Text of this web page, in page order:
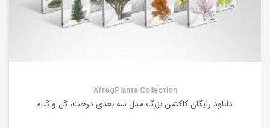
XfrogPlants Collection
دانلود رایگان کاکشن بزرگ مدل سه بعدی درخت، گل و گیاه